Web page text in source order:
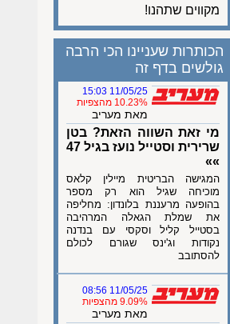
מקווים שתהנו!
הכותרות שעניינו הכי הרבה
גולשים בדף זה
11/05/25 15:03
10.23% מהצפיות
מאת מעריב
מי זאת השווה הזאת? בטן
שרירית וסטייל נועז בגיל 47
»»
המגישה הבריטית מיילין קלאס
מוכיחה שגיל הוא רק מספר
בהופעה מרעננת בלונדון: מחליפה
את שמלת הגאלה המרהיבה
בסטייל קליל וסקסי עם בנדנה
נקודות וג'ינס שגורם לכולם
להסתובב
11/05/25 08:56
9.09% מהצפיות
מאת מעריב